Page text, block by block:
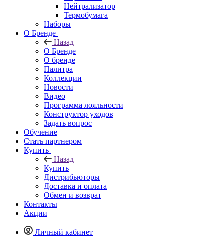
Нейтрализатор
Термобумага
Наборы
О Бренде
Назад
О Бренде
О бренде
Палитра
Коллекции
Новости
Видео
Программа лояльности
Конструктор уходов
Задать вопрос
Обучение
Стать партнером
Купить
Назад
Купить
Дистрибьюторы
Доставка и оплата
Обмен и возврат
Контакты
Акции
Личный кабинет